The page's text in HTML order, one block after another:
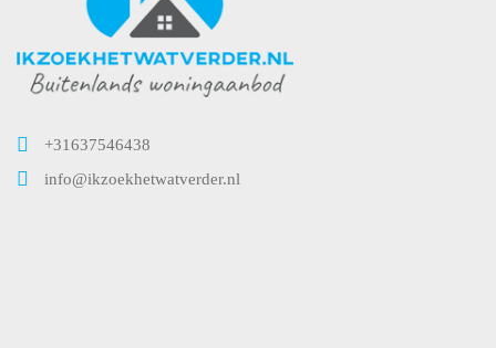
+31637546438
info@ikzoekhetwatverder.nl